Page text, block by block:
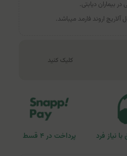
بیماران دیابتی.
اروند فارمد میباشد.
نیاز فرد پرداخت در ۴ قسط